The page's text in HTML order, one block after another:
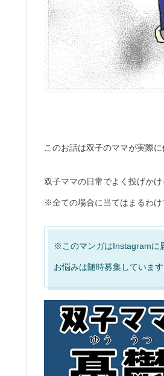
このお話は双子のママが実際
双子ママの日常でよく投げか
※全ての場合に当てはまるわけ
※このマンガはInstagramに
お悩みは随時募集しています